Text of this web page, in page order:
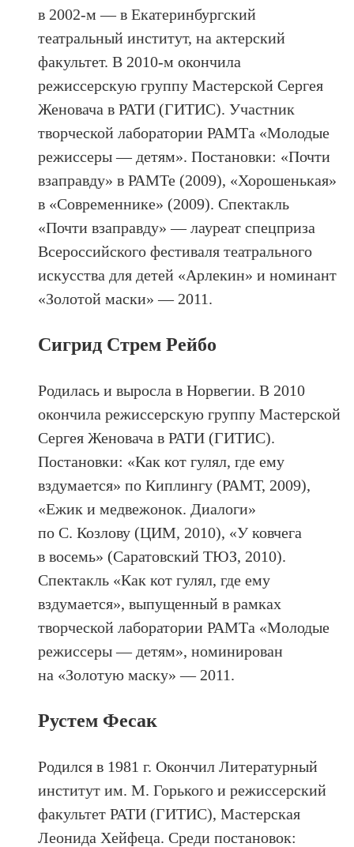
в 2002-м — в Екатеринбургский
театральный институт, на актерский
факультет. В 2010-м окончила
режиссерскую группу Мастерской Сергея
Женовача в РАТИ (ГИТИС). Участник
творческой лаборатории РАМТа «Молодые
режиссеры — детям». Постановки: «Почти
взаправду» в РАМТе (2009), «Хорошенькая»
в «Современнике» (2009). Спектакль
«Почти взаправду» — лауреат спецприза
Всероссийского фестиваля театрального
искусства для детей «Арлекин» и номинант
«Золотой маски» — 2011.
Сигрид Стрем Рейбо
Родилась и выросла в Норвегии. В 2010
окончила режиссерскую группу Мастерской
Сергея Женовача в РАТИ (ГИТИС).
Постановки: «Как кот гулял, где ему
вздумается» по Киплингу (РАМТ, 2009),
«Ежик и медвежонок. Диалоги»
по С. Козлову (ЦИМ, 2010), «У ковчега
в восемь» (Саратовский ТЮЗ, 2010).
Спектакль «Как кот гулял, где ему
вздумается», выпущенный в рамках
творческой лаборатории РАМТа «Молодые
режиссеры — детям», номинирован
на «Золотую маску» — 2011.
Рустем Фесак
Родился в 1981 г. Окончил Литературный
институт им. М. Горького и режиссерский
факультет РАТИ (ГИТИС), Мастерская
Леонида Хейфеца. Среди постановок: